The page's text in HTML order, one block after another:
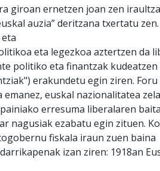
giroan ernetzen joan zen
auzia” deritzana txertatu
eta legezkoa aztertzen da
politiko eta finantzak kudeatzen
erakundetu egin ziren.
euskal nazionalitatea
erresuma liberalaren
nagusiak ezabatu egin zituen.
fiskala iraun zuen baina
izan ziren: 1918an